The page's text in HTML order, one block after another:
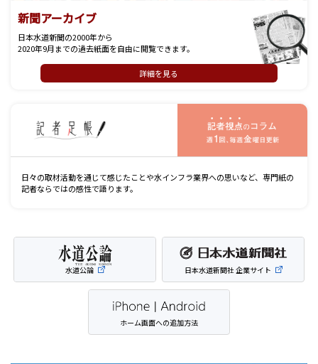
新聞アーカイブ
日本水道新聞の2000年から
2020年9月までの過去紙面を自由に閲覧できます。
詳細を見る
日々の取材活動を通じて感じたことや水インフラ業界への思いなど、専門紙の
記者ならではの感性で語ります。
水道公論 日本水道新聞社 企業サイト
ホーム画面への追加方法